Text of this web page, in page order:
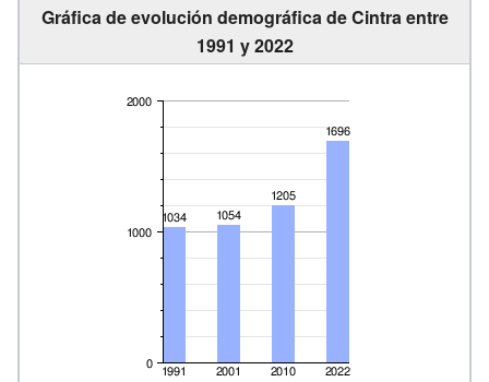
Gráfica de evolución demográfica de Cintra entre
1991 y 2022